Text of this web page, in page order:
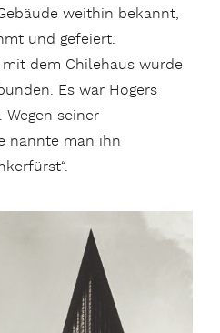
weithin bekannt,
und gefeiert.
dem Chilehaus wurde
Es war Högers
Wegen seiner
nannte man ihn